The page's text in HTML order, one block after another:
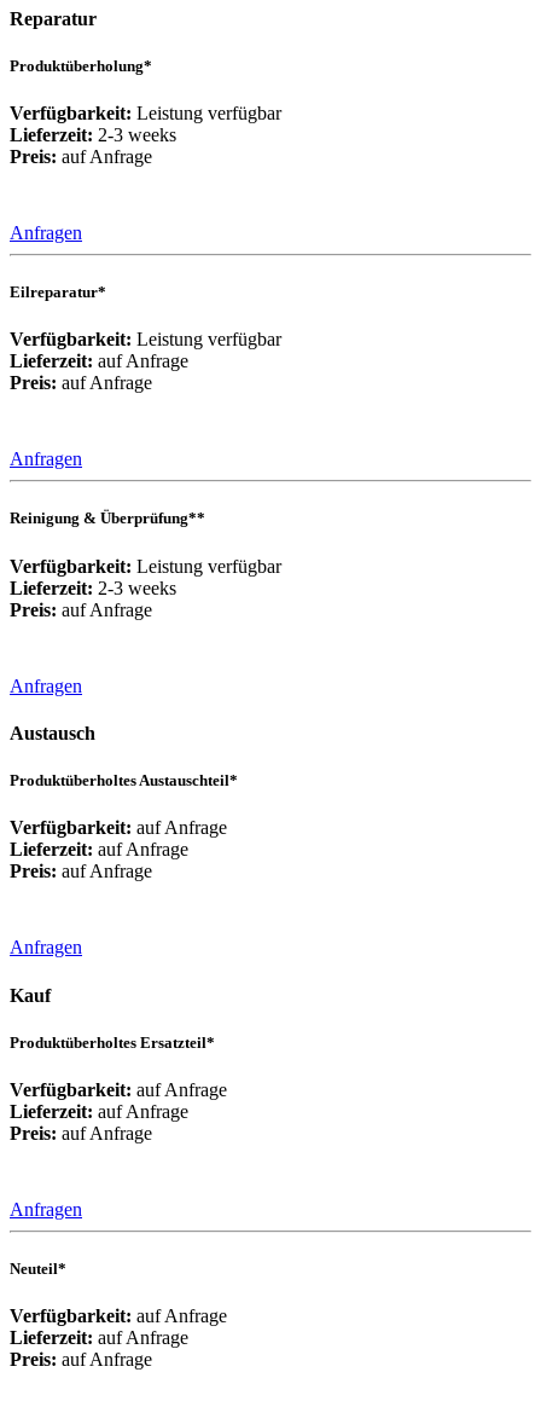
Reparatur
Produktüberholung*
Verfügbarkeit: Leistung verfügbar
Lieferzeit: 2-3 weeks
Preis: auf Anfrage
Anfragen
Eilreparatur*
Verfügbarkeit: Leistung verfügbar
Lieferzeit: auf Anfrage
Preis: auf Anfrage
Anfragen
Reinigung & Überprüfung**
Verfügbarkeit: Leistung verfügbar
Lieferzeit: 2-3 weeks
Preis: auf Anfrage
Anfragen
Austausch
Produktüberholtes Austauschteil*
Verfügbarkeit: auf Anfrage
Lieferzeit: auf Anfrage
Preis: auf Anfrage
Anfragen
Kauf
Produktüberholtes Ersatzteil*
Verfügbarkeit: auf Anfrage
Lieferzeit: auf Anfrage
Preis: auf Anfrage
Anfragen
Neuteil*
Verfügbarkeit: auf Anfrage
Lieferzeit: auf Anfrage
Preis: auf Anfrage